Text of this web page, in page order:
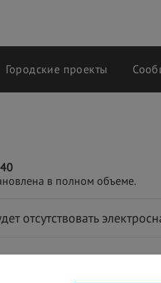
Городские проекты
в полном объеме.
отсутствовать